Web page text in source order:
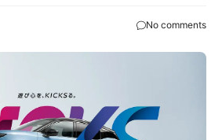
No comments